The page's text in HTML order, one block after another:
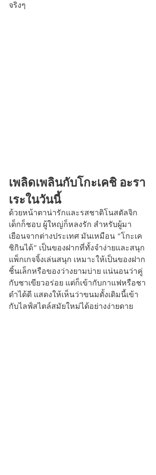
จริงๆ
เพลิดเพลินกับโกะเคชิ อะรา
เระในวันนี้
ด้วยหน้าตาน่ารักและรสชาติโนสตัลจิก
เด็กก็ชอบ ผู้ใหญ่ก็หลงรัก สำหรับผู้มา
เยือนจากต่างประเทศ มันเหมือน “โกะเค
ชิกินได้” เป็นของฝากที่ทั้งจำง่ายและสนุก
แพ็กเกจจิ้งเล่นสนุก เหมาะให้เป็นของฝาก
ชิ้นเล็กหรือของว่างยามบ่าย แน่นอนว่าคู่
กับชาเขียวอร่อย แต่ก็เข้ากับกาแฟหรือชา
ดำได้ดี แสดงให้เห็นว่าขนมดั้งเดิมนี้เข้า
กับไลฟ์สไตล์สมัยใหม่ได้อย่างง่ายดาย